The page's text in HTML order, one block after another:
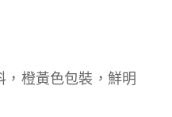
，橙黃色包裝，鮮明